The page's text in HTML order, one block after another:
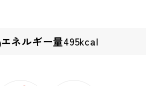
エネルギー量495kcal